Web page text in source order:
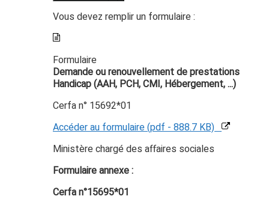
Vous devez remplir un formulaire :
Formulaire
Demande ou renouvellement de prestations
Handicap (AAH, PCH, CMI, Hébergement, ...)
Cerfa n° 15692*01
Accéder au formulaire (pdf - 888.7 KB)
Ministère chargé des affaires sociales
Formulaire annexe :
Cerfa n°15695*01